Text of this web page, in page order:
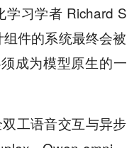
学习学者 Richard S
件的系统最终会被
成为模型原生的一
工语音交互与异步